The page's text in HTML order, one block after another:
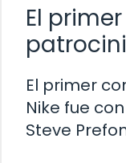
El
El primer
Nike fue
Steve